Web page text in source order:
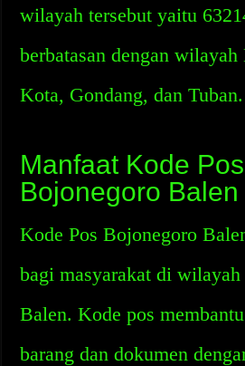
wilayah tersebut yaitu
berbatasan dengan
Kota, Gondang, dan Tuban.
Manfaat Kode Pos
Bojonegoro Balen
Kode Pos Bojonegoro
bagi masyarakat di
Balen. Kode pos
barang dan dokumen